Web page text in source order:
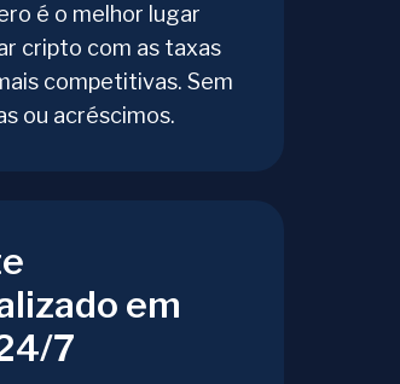
é o melhor lugar
cripto com as taxas
competitivas. Sem
ou acréscimos.
em
7